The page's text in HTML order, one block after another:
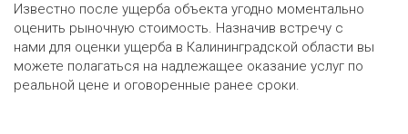
Известно после ущерба объекта угодно моментально
оценить рыночную стоимость. Назначив встречу с
нами для оценки ущерба в Калининградской области вы
можете полагаться на надлежащее оказание услуг по
реальной цене и оговоренные ранее сроки.